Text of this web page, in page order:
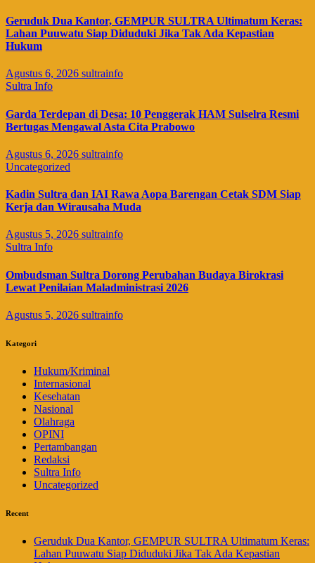
Geruduk Dua Kantor, GEMPUR SULTRA Ultimatum Keras:
Lahan Puuwatu Siap Diduduki Jika Tak Ada Kepastian
Hukum
Agustus 6, 2026 sultrainfo
Sultra Info
Garda Terdepan di Desa: 10 Penggerak HAM Sulselra Resmi
Bertugas Mengawal Asta Cita Prabowo
Agustus 6, 2026 sultrainfo
Uncategorized
Kadin Sultra dan IAI Rawa Aopa Barengan Cetak SDM Siap
Kerja dan Wirausaha Muda
Agustus 5, 2026 sultrainfo
Sultra Info
Ombudsman Sultra Dorong Perubahan Budaya Birokrasi
Lewat Penilaian Maladministrasi 2026
Agustus 5, 2026 sultrainfo
Kategori
Hukum/Kriminal
Internasional
Kesehatan
Nasional
Olahraga
OPINI
Pertambangan
Redaksi
Sultra Info
Uncategorized
Recent
Geruduk Dua Kantor, GEMPUR SULTRA Ultimatum Keras:
Lahan Puuwatu Siap Diduduki Jika Tak Ada Kepastian